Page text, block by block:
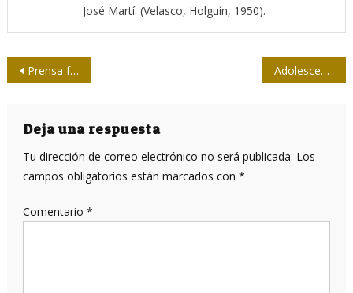
José Martí. (Velasco, Holguín, 1950).
Navegación
entradas
Prensa frente al fuego Adolescentes y redes sociales en 2022
Deja una respuesta
Tu dirección de correo electrónico no será publicada. Los
campos obligatorios están marcados con *
Comentario *